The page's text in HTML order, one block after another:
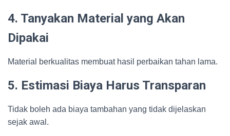
4. Tanyakan Material yang Akan
Dipakai
Material berkualitas membuat hasil perbaikan tahan lama.
5. Estimasi Biaya Harus Transparan
Tidak boleh ada biaya tambahan yang tidak dijelaskan
sejak awal.